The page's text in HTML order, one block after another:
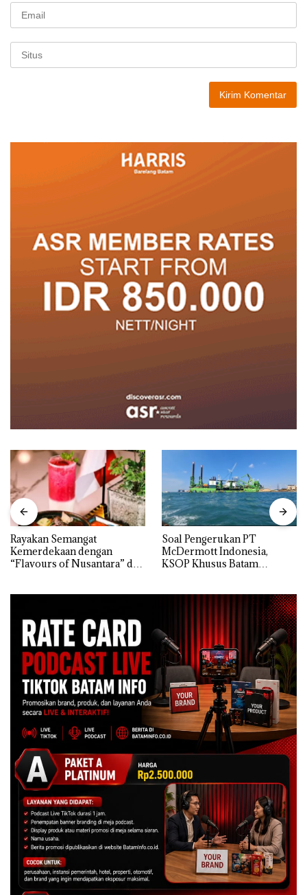
Rayakan Semangat
Kemerdekaan dengan
“Flavours of Nusantara” di
‎Soal Pengerukan PT
McDermott Indonesia,
KSOP Khusus Batam